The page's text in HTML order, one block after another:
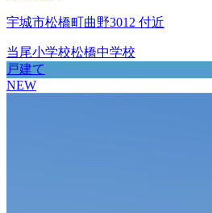
宇城市松橋町曲野3012 付近
当尾小学校松橋中学校
戸建て
NEW